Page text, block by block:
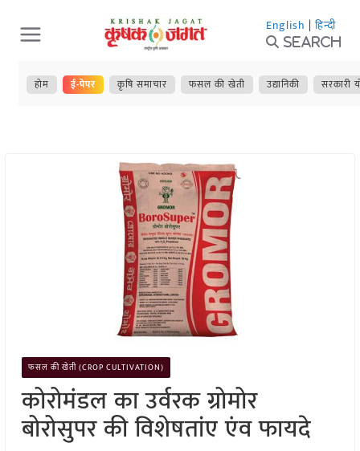
Skip
to
content
English | हिन्दी
Search
होम ई-पेपर कृषि समाचार फसल की खेती उद्यानिकी सरकारी
फसल की खेती (CROP CULTIVATION)
कोरोमंडल का उर्वरक ग्रोमोर
बोरोसुपर की विशेषतांए एंव फायदे